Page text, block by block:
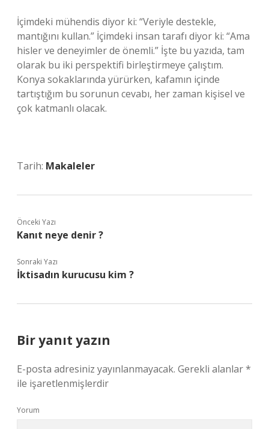
İçimdeki mühendis diyor ki: “Veriyle destekle,
mantığını kullan.” İçimdeki insan tarafı diyor ki: “Ama
hisler ve deneyimler de önemli.” İşte bu yazıda, tam
olarak bu iki perspektifi birleştirmeye çalıştım.
Konya sokaklarında yürürken, kafamın içinde
tartıştığım bu sorunun cevabı, her zaman kişisel ve
çok katmanlı olacak.
Tarih: Makaleler
Önceki Yazı
Kanıt neye denir ?
Sonraki Yazı
İktisadın kurucusu kim ?
Bir yanıt yazın
E-posta adresiniz yayınlanmayacak. Gerekli alanlar*
ile işaretlenmişlerdir
Yorum